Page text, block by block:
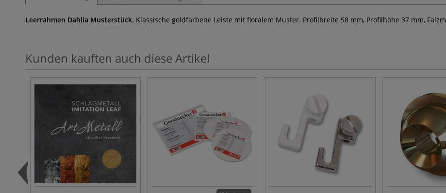
Leerrahmen Dahlia Musterstück. Klassische goldfarbene Leiste mit floralem Muster. Profilbreite 58 mm, Profilhöhe 37 mm,
Kunden kauften auch diese Artikel